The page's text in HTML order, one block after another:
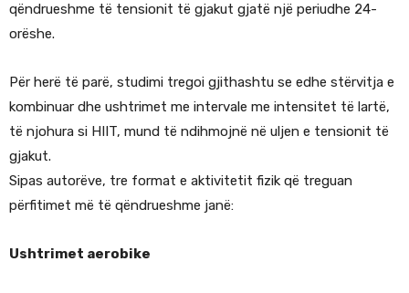
qëndrueshme të tensionit të gjakut gjatë një periudhe 24-
orëshe.
Për herë të parë, studimi tregoi gjithashtu se edhe stërvitja e
kombinuar dhe ushtrimet me intervale me intensitet të lartë,
të njohura si HIIT, mund të ndihmojnë në uljen e tensionit të
gjakut.
Sipas autorëve, tre format e aktivitetit fizik që treguan
përfitimet më të qëndrueshme janë:
Ushtrimet aerobike